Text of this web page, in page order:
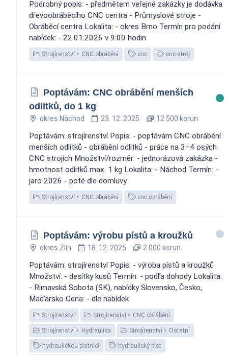
Podrobný popis: - předmětem veřejné zakázky je dodávka
dřevoobráběcího CNC centra - Průmyslové stroje -
Obráběcí centra Lokalita: - okres Brno Termín pro podání
nabídek: - 22.01.2026 v 9:00 hodin
Strojírenství CNC obrábění cnc cnc stroj
Poptávám: CNC obrábění menších
odlitků, do 1 kg
okres Náchod 23. 12. 2025 12 500 korun
Poptávám: strojírenství Popis: - poptávám CNC obrábění
menších odlitků - obrábění odlitků - práce na 3–4 osých
CNC strojích Množství/rozměr: - jednorázová zakázka -
hmotnost odlitků max. 1 kg Lokalita: - Náchod Termín: -
jaro 2026 - poté dle domluvy
Strojírenství CNC obrábění cnc obrábění
Poptávám: výrobu pístů a kroužků
okres Zlín 18. 12. 2025 2 000 korun
Poptávám: strojírenství Popis: - výroba pístů a kroužků
Množství: - desítky kusů Termín: - podľa dohody Lokalita:
- Rimavská Sobota (SK), nabídky Slovensko, Česko,
Maďarsko Cena: - dle nabídek
Strojírenství Strojírenství CNC obrábění
Strojírenství Hydraulika Strojírenství Ostatní
hydraulickou pístnici hydraulický píst